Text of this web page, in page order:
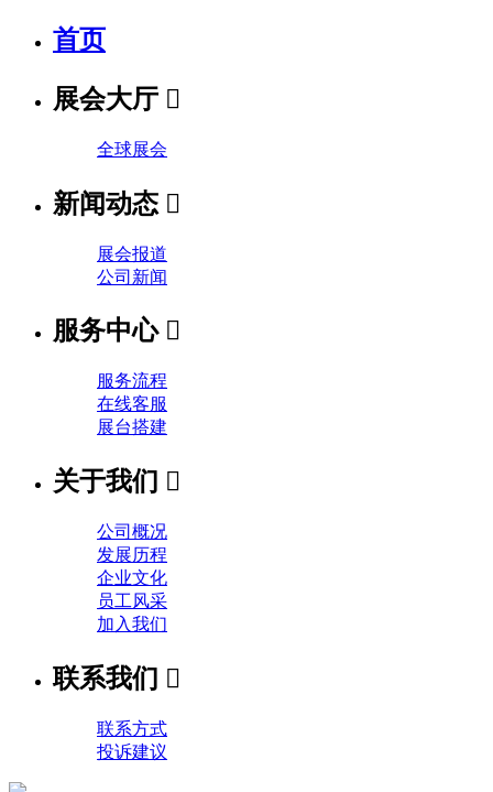
首页
展会大厅 
全球展会
新闻动态 
展会报道
公司新闻
服务中心 
服务流程
在线客服
展台搭建
关于我们 
公司概况
发展历程
企业文化
员工风采
加入我们
联系我们 
联系方式
投诉建议